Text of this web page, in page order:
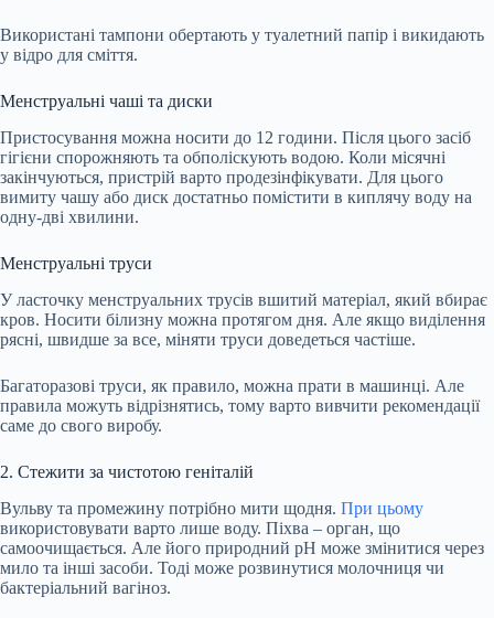
Використані тампони обертають у туалетний папір і викидають
у відро для сміття.
Менструальні чаші та диски
Пристосування можна носити до 12 години. Після цього засіб
гігієни спорожняють та обполіскують водою. Коли місячні
закінчуються, пристрій варто продезінфікувати. Для цього
вимиту чашу або диск достатньо помістити в киплячу воду на
одну-дві хвилини.
Менструальні труси
У ласточку менструальних трусів вшитий матеріал, який вбирає
кров. Носити білизну можна протягом дня. Але якщо виділення
рясні, швидше за все, міняти труси доведеться частіше.
Багаторазові труси, як правило, можна прати в машинці. Але
правила можуть відрізнятись, тому варто вивчити рекомендації
саме до свого виробу.
2. Стежити за чистотою геніталій
Вульву та промежину потрібно мити щодня. При цьому
використовувати варто лише воду. Піхва – орган, що
самоочищається. Але його природний pH може змінитися через
мило та інші засоби. Тоді може розвинутися молочниця чи
бактеріальний вагіноз.